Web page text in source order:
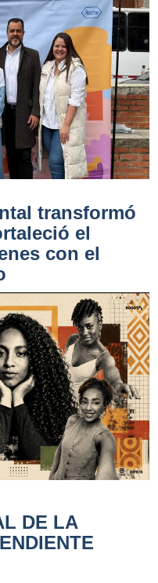
transformó
el
con el
DE LA